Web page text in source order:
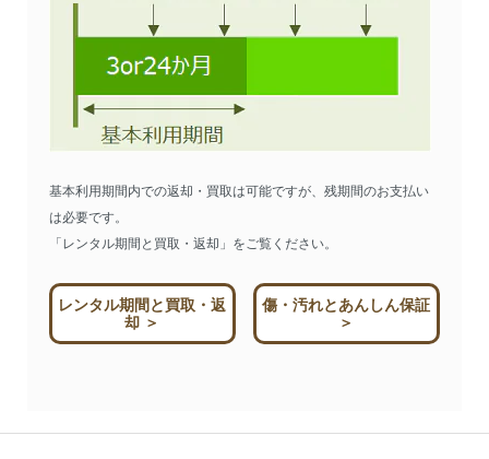
基本利用期間内での返却・買取は可能ですが、残期間のお支払い
は必要です。
「レンタル期間と買取・返却」をご覧ください。
レンタル期間と買取・返
却 ＞
傷・汚れとあんしん保証
＞